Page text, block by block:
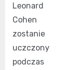
Leonard
Cohen
zostanie
uczczony
podczas